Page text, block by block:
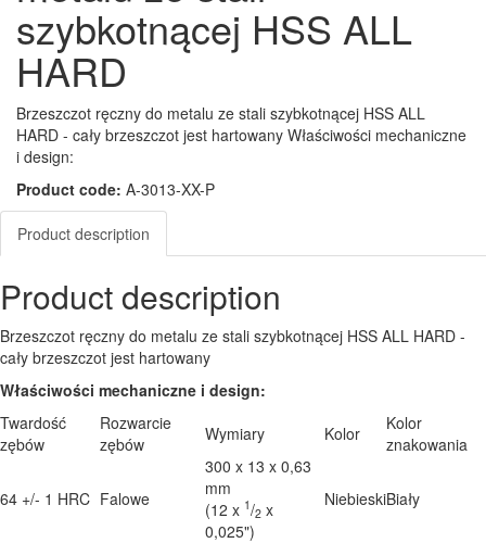
szybkotnącej HSS ALL
HARD
Brzeszczot ręczny do metalu ze stali szybkotnącej HSS ALL
HARD - cały brzeszczot jest hartowany Właściwości mechaniczne
i design:
Product code: A-3013-XX-P
Product description
Product description
Brzeszczot ręczny do metalu ze stali szybkotnącej HSS ALL HARD -
cały brzeszczot jest hartowany
Właściwości mechaniczne i design:
Twardość
zębów
Rozwarcie
zębów
Wymiary Kolor
Kolor
znakowania
64 +/- 1 HRC Falowe
300 x 13 x 0,63
mm
(12 x 1/2 x
0,025")
NiebieskiBiały